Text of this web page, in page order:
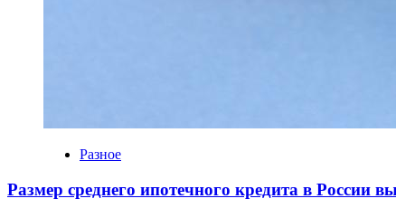
Разное
Размер среднего ипотечного кредита в России